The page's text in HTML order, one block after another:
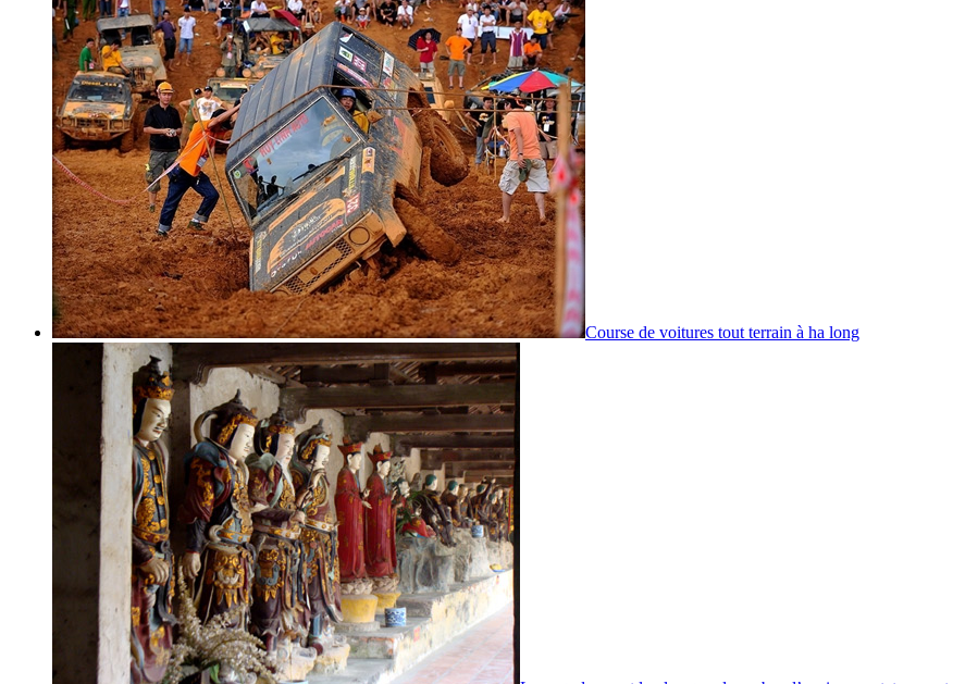
Course de voitures tout terrain à ha long